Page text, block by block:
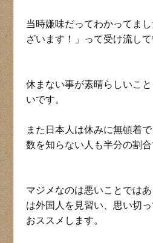
当時嫌味だってわかってま
ざいます！」って受け流して
休まない事が素晴らしいこ
いです。
また日本人は休みに無頓着
数を知らない人も半分の割合
マジメなのは悪いことでは
は外国人を見習い、思い切
おススメします。